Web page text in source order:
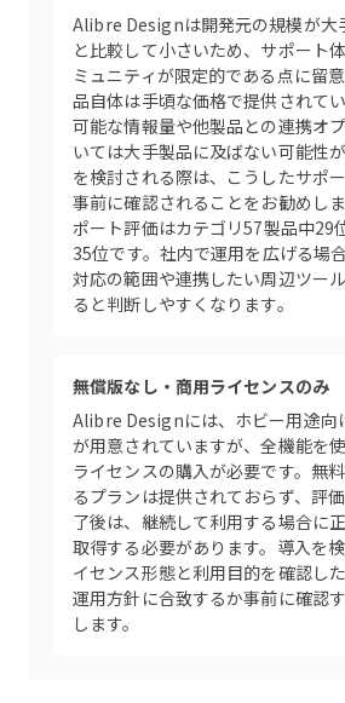
Alibre Designは開発元の規模が大
と比較して小さいため、サポート
ミュニティが限定的である点に留
品自体は手頃な価格で提供されて
可能な情報量や他製品との連携オ
いては大手製品に及ばない可能性
を検討される際は、こうしたサポ
事前に確認されることをお勧めし
ポート評価はカテゴリ57製品中29
35位です。社内で運用を広げる場
対応の範囲や連携したい周辺ツー
ると判断しやすくなります。
無償版なし・商用ライセンスのみ
Alibre Designには、ホビー用途向
が用意されていますが、全機能を
ライセンスの購入が必要です。無
るプランは提供されておらず、評
了後は、継続して利用する場合に
取得する必要があります。導入を
イセンス形態と利用目的を確認し
運用方針に合致するか事前に確認
します。